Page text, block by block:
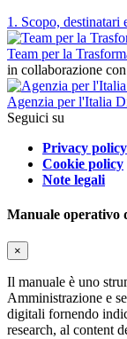
1. Scopo, destinatari
Team per la
in collaborazione con
Agenzia per l'Italia
Seguici su
Privacy policy
Cookie policy
Note legali
Manuale operativo
×
Il manuale è uno
Amministrazione e
digitali fornendo
research, al content